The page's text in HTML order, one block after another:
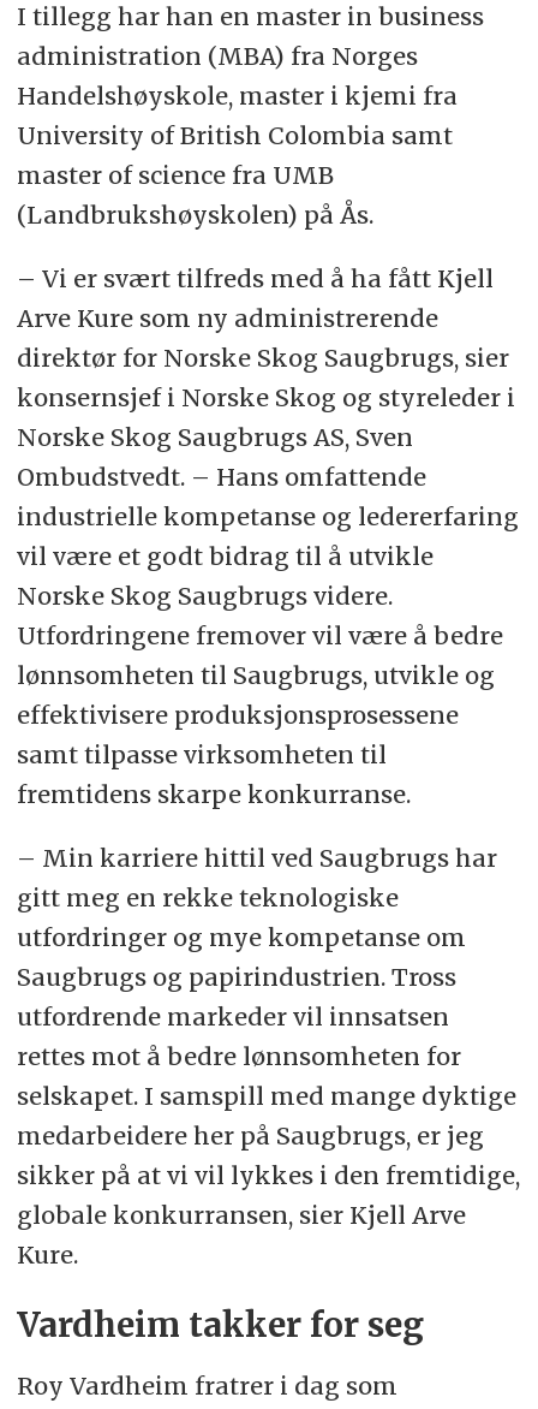
I tillegg har han en master in business
administration (MBA) fra Norges
Handelshøyskole, master i kjemi fra
University of British Colombia samt
master of science fra UMB
(Landbrukshøyskolen) på Ås.
– Vi er svært tilfreds med å ha fått Kjell
Arve Kure som ny administrerende
direktør for Norske Skog Saugbrugs, sier
konsernsjef i Norske Skog og styreleder i
Norske Skog Saugbrugs AS, Sven
Ombudstvedt. – Hans omfattende
industrielle kompetanse og ledererfaring
vil være et godt bidrag til å utvikle
Norske Skog Saugbrugs videre.
Utfordringene fremover vil være å bedre
lønnsomheten til Saugbrugs, utvikle og
effektivisere produksjonsprosessene
samt tilpasse virksomheten til
fremtidens skarpe konkurranse.
– Min karriere hittil ved Saugbrugs har
gitt meg en rekke teknologiske
utfordringer og mye kompetanse om
Saugbrugs og papirindustrien. Tross
utfordrende markeder vil innsatsen
rettes mot å bedre lønnsomheten for
selskapet. I samspill med mange dyktige
medarbeidere her på Saugbrugs, er jeg
sikker på at vi vil lykkes i den fremtidige,
globale konkurransen, sier Kjell Arve
Kure.
Vardheim takker for seg
Roy Vardheim fratrer i dag som